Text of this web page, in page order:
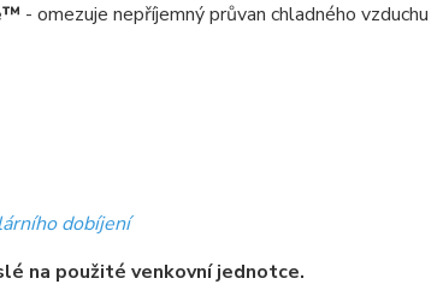
- omezuje nepříjemný průvan chladného vzduchu
dobíjení
na použité venkovní jednotce.